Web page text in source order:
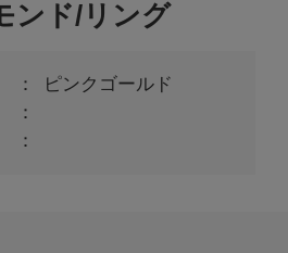
ンド/リング
ピンクゴールド